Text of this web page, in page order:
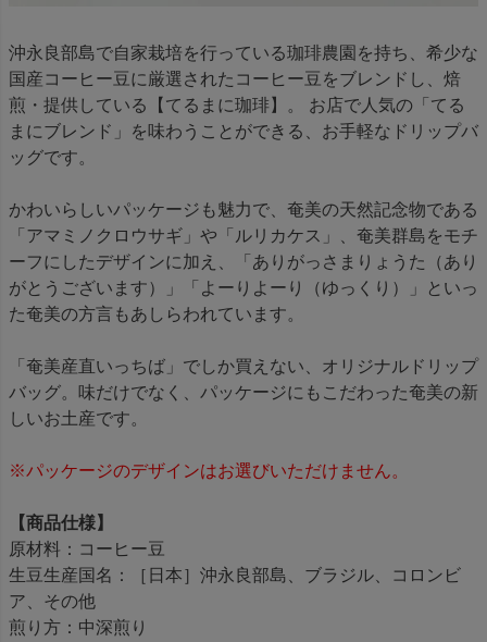
沖永良部島で自家栽培を行っている珈琲農園を持ち、希少な
国産コーヒー豆に厳選されたコーヒー豆をブレンドし、焙
煎・提供している【てるまに珈琲】。 お店で人気の「てる
まにブレンド」を味わうことができる、お手軽なドリップバ
ッグです。
かわいらしいパッケージも魅力で、奄美の天然記念物である
「アマミノクロウサギ」や「ルリカケス」、奄美群島をモチ
ーフにしたデザインに加え、「ありがっさまりょうた（あり
がとうございます）」「よーりよーり（ゆっくり）」といっ
た奄美の方言もあしらわれています。
「奄美産直いっちば」でしか買えない、オリジナルドリップ
バッグ。味だけでなく、パッケージにもこだわった奄美の新
しいお土産です。
※パッケージのデザインはお選びいただけません。
【商品仕様】
原材料：コーヒー豆
生豆生産国名：［日本］沖永良部島、ブラジル、コロンビ
ア、その他
煎り方：中深煎り